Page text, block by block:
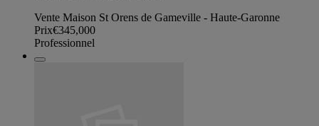
Vente Maison St Orens de Gameville - Haute-Garonne
Prix€345,000
Professionnel